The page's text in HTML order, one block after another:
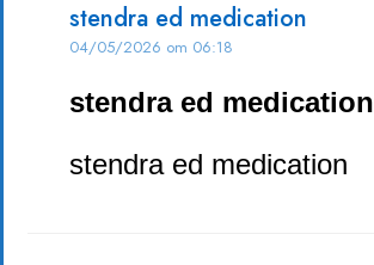
stendra ed medication
04/05/2026 om 06:18
stendra ed medication
stendra ed medication